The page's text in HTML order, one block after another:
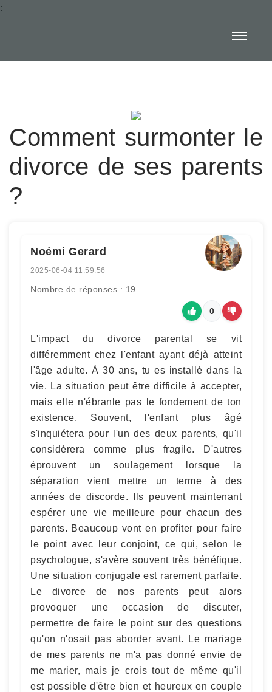
:
Comment surmonter le
divorce de ses parents
?
Noémi Gerard
2025-06-04 11:59:56
Nombre de réponses : 19
0
L'impact du divorce parental se vit
différemment chez l'enfant ayant déjà atteint
l'âge adulte. À 30 ans, tu es installé dans la
vie. La situation peut être difficile à accepter,
mais elle n'ébranle pas le fondement de ton
existence. Souvent, l'enfant plus âgé
s'inquiétera pour l'un des deux parents, qu'il
considérera comme plus fragile. D'autres
éprouvent un soulagement lorsque la
séparation vient mettre un terme à des
années de discorde. Ils peuvent maintenant
espérer une vie meilleure pour chacun des
parents. Beaucoup vont en profiter pour faire
le point avec leur conjoint, ce qui, selon le
psychologue, s'avère souvent très bénéfique.
Une situation conjugale est rarement parfaite.
Le divorce de nos parents peut alors
provoquer une occasion de discuter,
permettre de faire le point sur des questions
qu'on n'osait pas aborder avant. Le mariage
de mes parents ne m'a pas donné envie de
me marier, mais je crois tout de même qu'il
est possible d'être bien et heureux en couple